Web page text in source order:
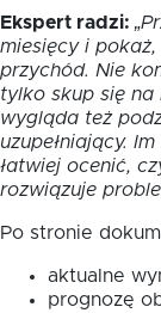
Ekspert radzi:
miesięcy i
przychód. Nie
tylko skup się na
wygląda też
uzupełniający.
łatwiej ocenić,
rozwiązuje
Po stronie
aktualne
prognozę